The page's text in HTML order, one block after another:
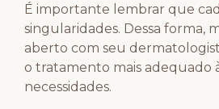
É importante lembrar que
singularidades. Dessa forma,
aberto com seu
o tratamento mais adequado
necessidades.